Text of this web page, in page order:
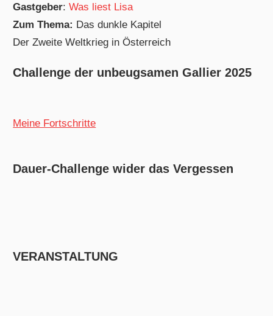
Gastgeber:Was liest Lisa
Zum Thema: Das dunkle Kapitel
Der Zweite Weltkrieg in Österreich
Challenge der unbeugsamen Gallier 2025
Meine Fortschritte
Dauer-Challenge wider das Vergessen
VERANSTALTUNG